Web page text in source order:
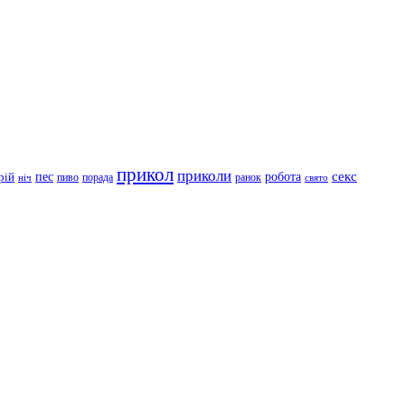
ніч пес пиво порада прикол приколи ранок робота свято секс